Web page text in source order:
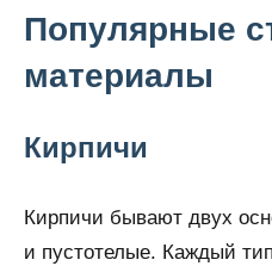
Популярные
материалы
Кирпичи
Кирпичи бывают двух
и пустотелые. Каждый